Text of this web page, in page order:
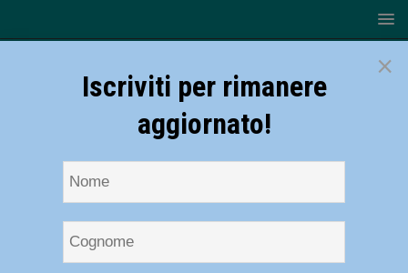
×
Iscriviti per rimanere
aggiornato!